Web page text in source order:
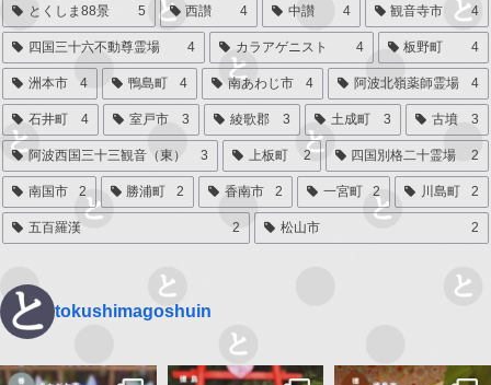
とくしま88景 5 西讃 4 中讃 4 観音寺市 4
四国三十六不動尊霊場 4 カラアゲニスト 4 板野町 4
洲本市 4 鴨島町 4 南あわじ市 4 阿波北嶺薬師霊場 4
石井町 4 室戸市 3 綾歌郡 3 土成町 3 古墳 3
阿波西国三十三観音（東） 3 上板町 2 四国別格二十霊場 2
南国市 2 勝浦町 2 香南市 2 一宮町 2 川島町 2
五百羅漢 2 松山市 2
tokushimagoshuin